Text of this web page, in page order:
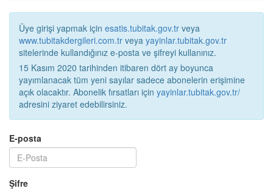
Üye girişi yapmak için esatis.tubitak.gov.tr veya
www.tubitakdergileri.com.tr veya yayinlar.tubitak.gov.tr
sitelerinde kullandığınız e-posta ve şifreyi kullanınız.
15 Kasım 2020 tarihinden itibaren dört ay boyunca
yayımlanacak tüm yeni sayılar sadece abonelerin erişimine
açık olacaktır. Abonelik fırsatları için yayinlar.tubitak.gov.tr/
adresini ziyaret edebilirsiniz.
E-posta
Şifre